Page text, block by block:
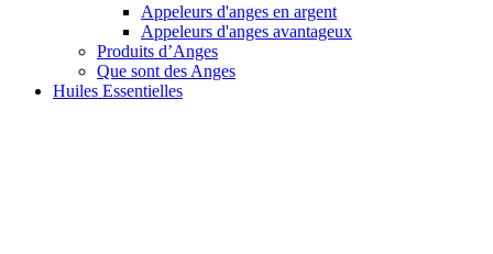
Appeleurs d'anges en argent
Appeleurs d'anges avantageux
Produits d’Anges
Que sont des Anges
Huiles Essentielles